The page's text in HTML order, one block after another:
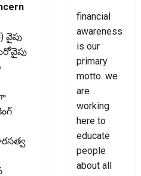
వైపు
financial
awareness
is our
primary
motto. we
are
working
here to
educate
people
about all